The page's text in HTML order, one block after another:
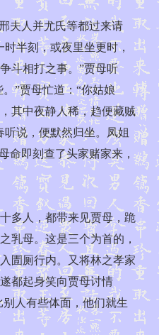
夫人并尤氏等都过来请
半刻，或夜里坐更时，
斗相打之事。”贾母听
”贾母忙道：“你姑娘
其中夜静人稀，趋便藏贼
说，便默然归坐。凤姐
命即刻查了头家赌家来，
多人，都带来见贾母，跪
乳母。这是三个为首的，
圊厕行内。又将林之孝家
都起身笑向贾母讨情
人有些体面，他们就生